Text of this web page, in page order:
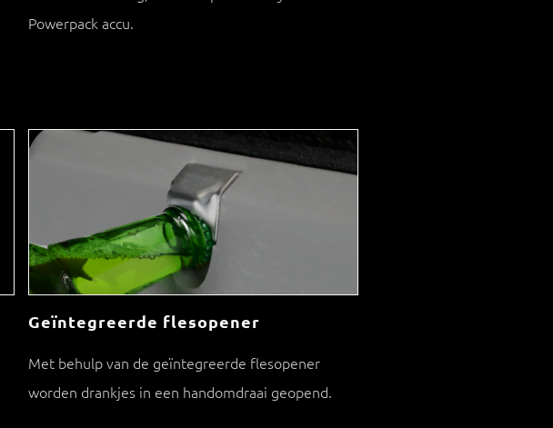
Powerpack accu.
Geïntegreerde flesopener
Met behulp van de geïntegreerde flesopener
worden drankjes in een handomdraai geopend.